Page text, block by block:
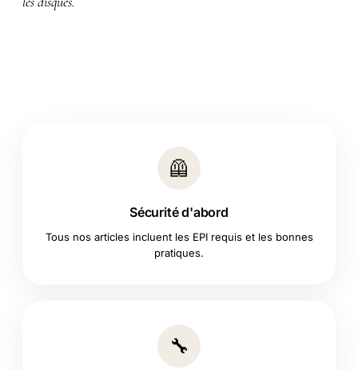
🦺
Sécurité d'abord
Tous nos articles incluent les EPI requis et les bonnes
pratiques.
🔧